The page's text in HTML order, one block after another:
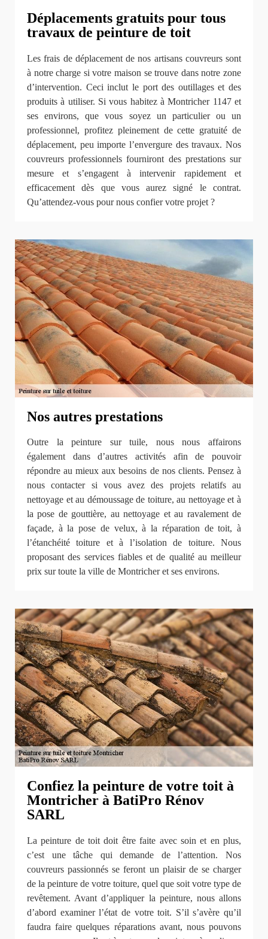
Déplacements gratuits pour tous
travaux de peinture de toit
Les frais de déplacement de nos artisans couvreurs sont
à notre charge si votre maison se trouve dans notre zone
d’intervention. Ceci inclut le port des outillages et des
produits à utiliser. Si vous habitez à Montricher 1147 et
ses environs, que vous soyez un particulier ou un
professionnel, profitez pleinement de cette gratuité de
déplacement, peu importe l’envergure des travaux. Nos
couvreurs professionnels fourniront des prestations sur
mesure et s’engagent à intervenir rapidement et
efficacement dès que vous aurez signé le contrat.
Qu’attendez-vous pour nous confier votre projet ?
Nos autres prestations
Outre la peinture sur tuile, nous nous affairons
également dans d’autres activités afin de pouvoir
répondre au mieux aux besoins de nos clients. Pensez à
nous contacter si vous avez des projets relatifs au
nettoyage et au démoussage de toiture, au nettoyage et à
la pose de gouttière, au nettoyage et au ravalement de
façade, à la pose de velux, à la réparation de toit, à
l’étanchéité toiture et à l’isolation de toiture. Nous
proposant des services fiables et de qualité au meilleur
prix sur toute la ville de Montricher et ses environs.
Confiez la peinture de votre toit à
Montricher à BatiPro Rénov
SARL
La peinture de toit doit être faite avec soin et en plus,
c’est une tâche qui demande de l’attention. Nos
couvreurs passionnés se feront un plaisir de se charger
de la peinture de votre toiture, quel que soit votre type de
revêtement. Avant d’appliquer la peinture, nous allons
d’abord examiner l’état de votre toit. S’il s’avère qu’il
faudra faire quelques réparations avant, nous pouvons